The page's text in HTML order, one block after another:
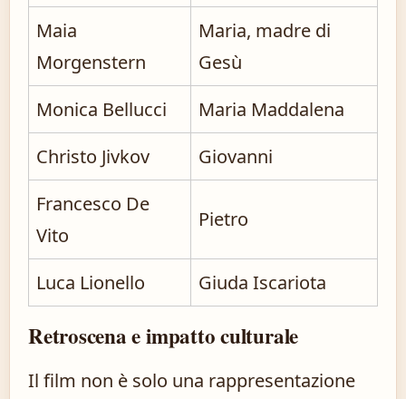
Maia
Morgenstern
Maria, madre di
Gesù
Monica Bellucci
Maria Maddalena
Christo Jivkov
Giovanni
Francesco De
Vito
Pietro
Luca Lionello Giuda Iscariota
Retroscena e impatto culturale
Il film non è solo una rappresentazione